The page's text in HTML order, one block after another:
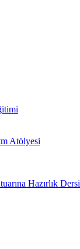
Atölyesi
Hazırlık Dersi